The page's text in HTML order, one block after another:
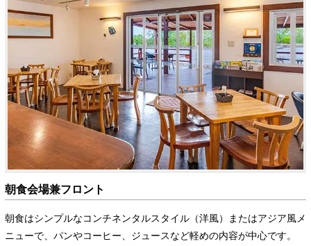
朝食会場兼フロント
朝食はシンプルなコンチネンタルスタイル（洋風）またはアジア風メ
ニューで、パンやコーヒー、ジュースなど軽めの内容が中心です。